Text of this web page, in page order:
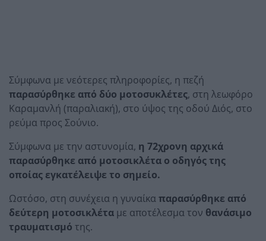
Σύμφωνα με νεότερες πληροφορίες, η πεζή
παρασύρθηκε από δύο μοτοσυκλέτες, στη λεωφόρο
Καραμανλή (παραλιακή), στο ύψος της οδού Διός, στο
ρεύμα προς Σούνιο.
Σύμφωνα με την αστυνομία, η 72χρονη αρχικά
παρασύρθηκε από μοτοσικλέτα ο οδηγός της
οποίας εγκατέλειψε το σημείο.
Ωστόσο, στη συνέχεια η γυναίκαπαρασύρθηκε από
δεύτερη μοτοσικλέτα με αποτέλεσμα τον θανάσιμο
τραυματισμό της.